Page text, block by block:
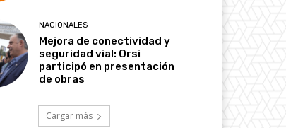
NACIONALES
Mejora de conectividad y
seguridad vial: Orsi
participó en presentación
de obras
Cargar más